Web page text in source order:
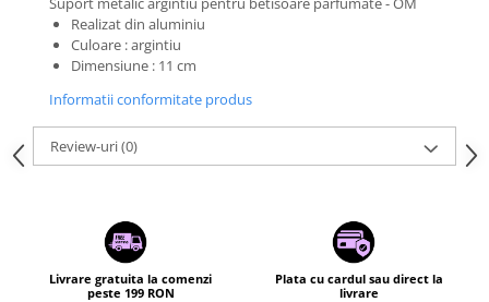
Realizat din aluminiu
Culoare : argintiu
Dimensiune : 11 cm
Informatii conformitate produs
Review-uri(0)
Livrare gratuita la comenzi
peste 199 RON
Plata cu cardul sau direct la
livrare